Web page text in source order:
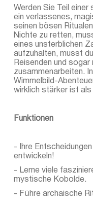
Werden Sie Teil einer
ein verlassenes,
seinen bösen
Nichte zu retten,
eines unsterblichen
aufzuhalten, musst
Reisenden und sogar
zusammenarbeiten.
Wimmelbild-
wirklich stärker ist als
Funktionen
- Ihre
entwickeln!
- Lerne viele
mystische Kobolde.
- Führe archaische